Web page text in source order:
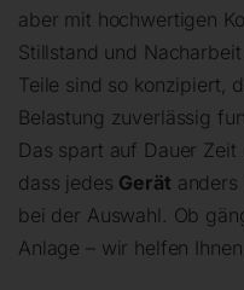
aber mit hochwertigen
Stillstand und
Teile sind so konzipiert,
Belastung zuverlässig
Das spart auf Dauer
dass jedes Gerät
bei der Auswahl. Ob
Anlage – wir helfen